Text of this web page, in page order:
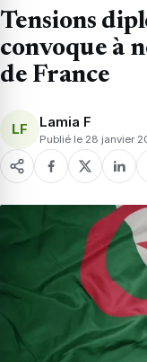
Tensions
convoque à
de France
LF Lamia F
Publié le 28 janvier